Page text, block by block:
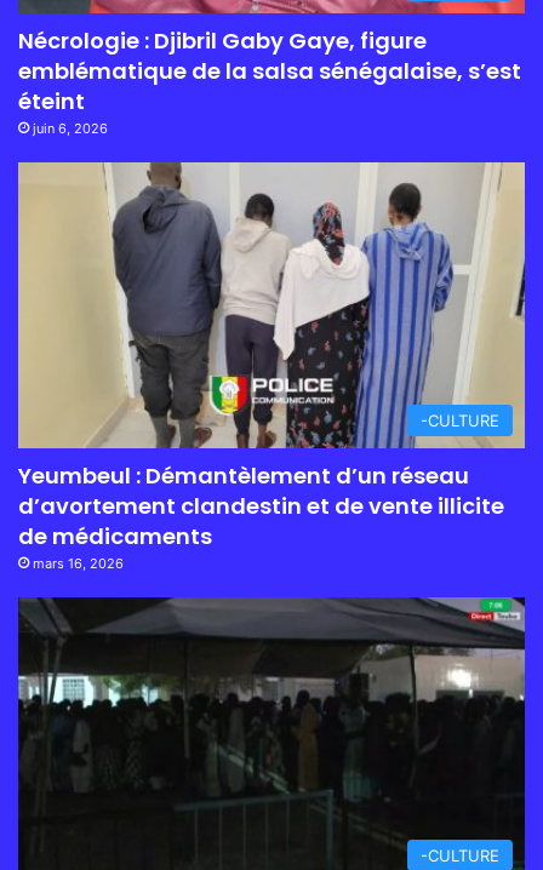
Nécrologie : Djibril Gaby Gaye, figure
emblématique de la salsa sénégalaise, s’est
éteint
juin 6, 2026
-CULTURE
Yeumbeul : Démantèlement d’un réseau
d’avortement clandestin et de vente illicite
de médicaments
mars 16, 2026
-CULTURE